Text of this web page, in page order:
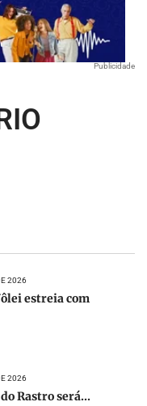
Publicidade
2026
estreia com
2026
Rastro será...